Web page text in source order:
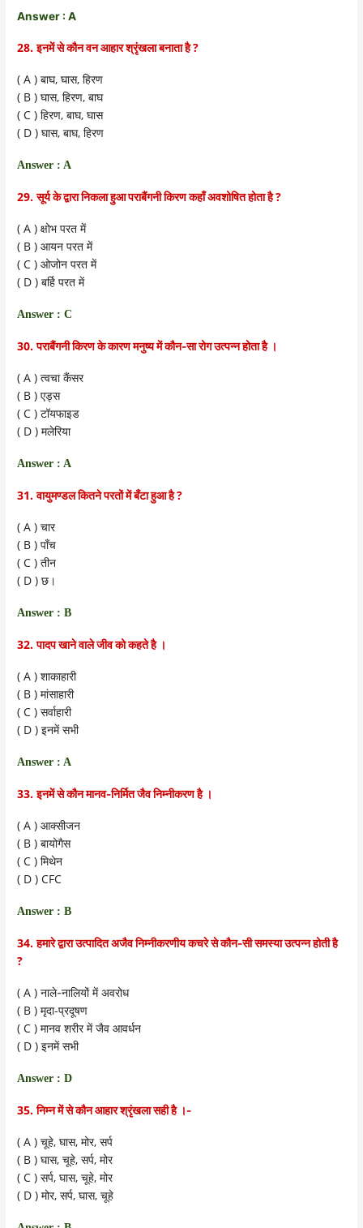
Answer : A
28.इनमें से कौन वन आहार श्रृंखला बनाता है?
( A )बाघ,घास,हिरण
( B )घास,हिरण,बाघ
( C )हिरण,बाघ,घास
( D )घास,बाघ,हिरण
Answer : A
29.सूर्य के द्वारा निकला हुआ पराबैंगनी किरण कहाँ अवशोषित होता है?
( A )क्षोभ परत में
( B )आयन परत में
( C )ओजोन परत में
( D )बर्हि परत में
Answer : C
30.पराबैंगनी किरण के कारण मनुष्य में कौन-सा रोग उत्पन्न होता है ।
( A )त्वचा कैंसर
( B )एड्स
( C )टॉयफाइड
( D )मलेरिया
Answer : A
31.वायुमण्डल कितने परतों में बँटा हुआ है?
( A )चार
( B )पाँच
( C )तीन
( D )छ।
Answer : B
32.पादप खाने वाले जीव को कहते है ।
( A )शाकाहारी
( B )मांसाहारी
( C )सर्वाहारी
( D )इनमें सभी
Answer : A
33.इनमें से कौन मानव-निर्मित जैव निम्नीकरण है ।
( A )आक्सीजन
( B )बायोगैस
( C )मिथेन
( D ) CFC
Answer : B
34.हमारे द्वारा उत्पादित अजैव निम्नीकरणीय कचरे से कौन-सी समस्या उत्पन्न होती है
?
( A )नाले-नालियों में अवरोध
( B )मृदा-प्रदूषण
( C )मानव शरीर में जैव आवर्धन
( D )इनमें सभी
Answer : D
35.निम्न में से कौन आहार श्रृंखला सही है ।-
( A )चूहे,घास,मोर,सर्प
( B )घास,चूहे,सर्प,मोर
( C )सर्प,घास,चूहे,मोर
( D )मोर,सर्प,घास,चूहे